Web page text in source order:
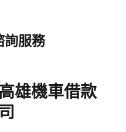
詢服務
雄機車借款